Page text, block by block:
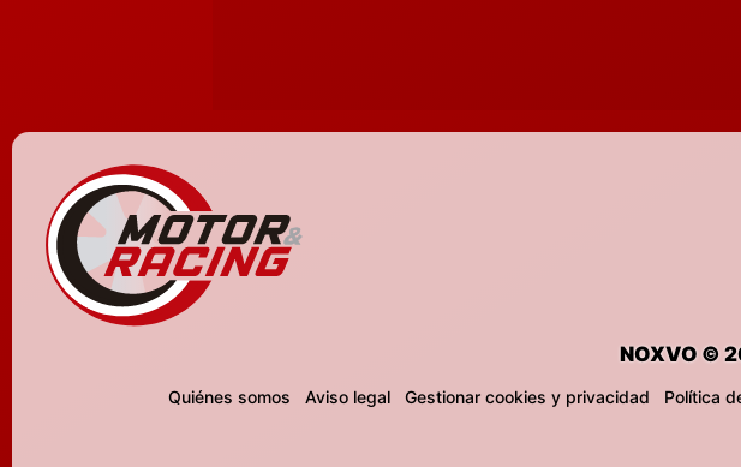
NOXVO ©
Quiénes somos Aviso legal Gestionar cookies y privacidad Política